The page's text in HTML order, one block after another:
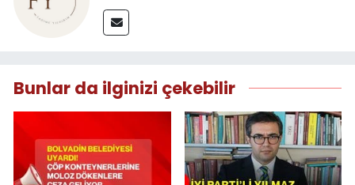
Bunlar da ilginizi çekebilir